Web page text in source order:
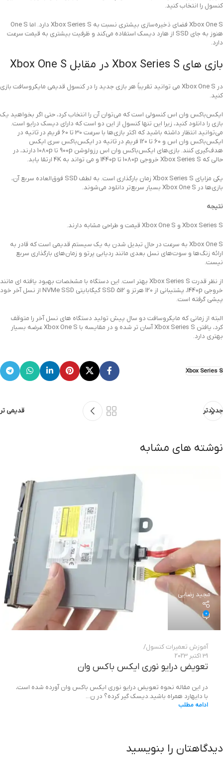
کنسول را انتخاب کنید.
Xbox One S فضای ذخیره‌سازی بیشتری نسبت به Xbox Series S دارد. اما One S
هنوز به جای SSD از هارد دیسک استفاده می‌کند و ظرفیت بیشتری به قیمت سرعت
دارد.
بازی های Xbox Series S در مقابل Xbox One S
در Xbox One S می توانید تقریباً هر بازی جدید را در کنسول قدیمی مایکروسافت بازی
کنید.
ایکس‌باکس وان اس کنسولی است که می‌توان آن را انتخاب کرد، حتی اگر بخواهید یک
بازی را دانلود کنید، زیرا این تنها کنسول از این دو است که دارای دیسک درایو است.
می‌توانید انتظار داشته باشید که اکثر بازی‌ها با سرعت 30 تا 60 فریم در ثانیه در
ایکس‌باکس وان اس و 60 تا 120 فریم در ثانیه در ایکس‌باکس سری ایکس
هدف‌گیری کنند. بازی‌های ایکس‌باکس وان اس رزولوشن 900p تا 1080p دارند، در
حالی که Xbox Series S خروجی 1080p تا 1440p و می تواند به 4K ارتقا یابد.
یکی مزایای Xbox Series S زمان بارگذاری است. به لطف SSD فوق‌العاده سریع آن،
بازی‌ها در Xbox One S بسیار سریع‌تر دانلود می‌شوند.
نتیجه
Xbox Series S و Xbox One S قیمت و طراحی مشابه دارند.
Xbox One S به سرعت در حال تبدیل شدن به یک سیستم قدیمی است که قادر به
ارائه زنگ‌ها و سوت‌های نسل بعدی مانند ردیابی پرتو و زمان‌های بارگذاری سریع
نیست.
از نظر قدرت Xbox Series S بهتر است. این دستگاه با مشخصات بهبود یافته ای مانند
خروجی 1440p، پشتیبانی از 120 هرتز و SSD 512 گیگابایتی NVMe SSD از نسل آخر خود
پیشی گرفته است.
البته از زمانی که مایکروسافت دو سال پیش تولید دستگاه های نسل آخر را متوقف
کرد، یافتن Xbox Series S آسان تر شده و در مقایسه با Xbox One S عرضه بسیار
بهتری دارد.
Xbox Series S
جدیدتر قدیمی تر
نوشته های مشابه
مجید رضایی
0
آموزش تعمیرات کنسول
31 اکتبر 2023
تعویض درایو نوری ایکس باکس وان
در این مقاله نحوه تعویض درایو نوری ایکس باکس وان آورده شده است،
با دایهارد همراه باشید.دیسک گیر کرده؟ در ن...
ادامه مطلب
دیدگاهتان را بنویسید